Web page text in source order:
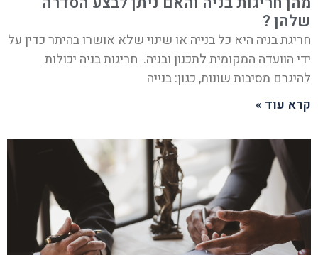
שלהן ?
חריגת בניה היא כל בנייה או שינוי שלא אושרו בהיתר כדין על
ידי הוועדה המקומית לתכנון ובניה. חריגות בניה יכולות
להיגרם מסיבות שונות, כגון: בנייה
קרא עוד »